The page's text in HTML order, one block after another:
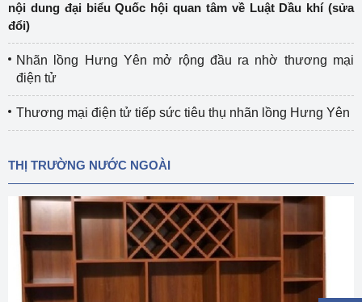
nội dung đại biểu Quốc hội quan tâm về Luật Dầu khí (sửa
đổi)
Nhãn lồng Hưng Yên mở rộng đầu ra nhờ thương mại
điện tử
Thương mại điện tử tiếp sức tiêu thụ nhãn lồng Hưng Yên
THỊ TRƯỜNG NƯỚC NGOÀI